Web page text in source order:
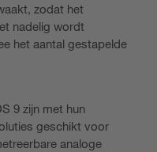
zodat het
nadelig wordt
het aantal gestapelde
9 zijn met hun
geschikt voor
analoge